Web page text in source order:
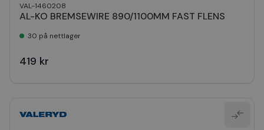
VAL-1460208
AL-KO BREMSEWIRE 890/1100MM FAST FLENS
30 på nettlager
419 kr